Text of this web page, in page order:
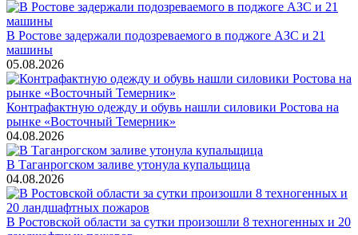
В Ростове задержали подозреваемого в поджоге АЗС и 21
машины
05.08.2026
Контрафактную одежду и обувь нашли силовики Ростова на
рынке «Восточный Темерник»
04.08.2026
В Таганрогском заливе утонула купальщица
04.08.2026
В Ростовской области за сутки произошли 8 техногенных и 20